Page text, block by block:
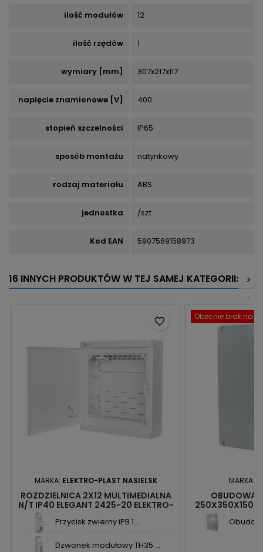
ilość modułów 12
ilość rzędów 1
wymiary [mm] 307x217x117
napięcie znamionowe [V] 400
stopień szczelności IP65
sposób montażu natynkowy
rodzaj materiału ABS
jednostka /szt.
Kod EAN 5907569158973
16 INNYCH PRODUKTÓW W TEJ SAMEJ KATEGORII:
>
<
MARKA: ELEKTRO-PLAST NASIELSK
ROZDZIELNICA 2X12 MULTIMEDIALNA
N/T IP40 ELEGANT 2425-20 ELEKTRO-
Przycisk zwierny iPB 1...
Dzwonek modułowy TH35 ...
favorite_border Obecnie brak na
MARKA:
OBUDOWA
250X350X150